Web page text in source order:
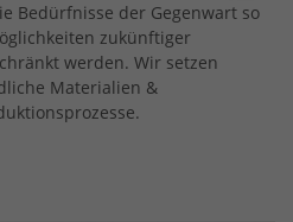
Bedürfnisse der Gegenwart so
zukünftiger
werden. Wir setzen
Materialien &